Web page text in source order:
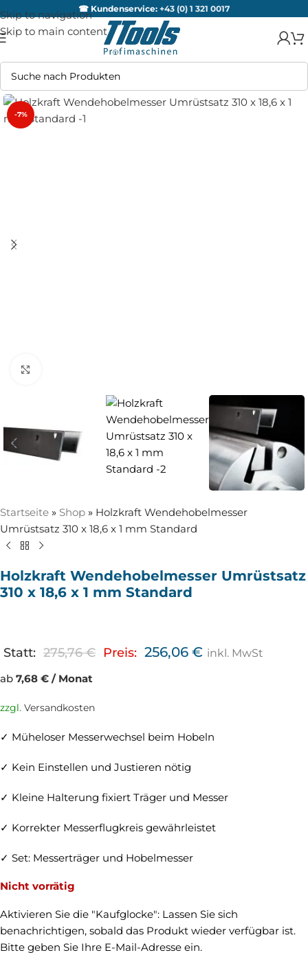
Skip to navigation
Skip to main content
☎ Kundenservice: +43 (0) 1 321 0017
-7%
Startseite » Shop » Holzkraft Wendehobelmesser
Umrüstsatz 310 x 18,6 x 1 mm Standard
Holzkraft Wendehobelmesser Umrüstsatz
310 x 18,6 x 1 mm Standard
Statt: 275,76€ Preis: 256,06 € inkl. MwSt
ab 7,68 € / Monat
zzgl. Versandkosten
✓ Müheloser Messerwechsel beim Hobeln
✓ Kein Einstellen und Justieren nötig
✓ Kleine Halterung fixiert Träger und Messer
✓ Korrekter Messerflugkreis gewährleistet
✓ Set: Messerträger und Hobelmesser
Nicht vorrätig
Aktivieren Sie die "Kaufglocke": Lassen Sie sich
benachrichtigen, sobald das Produkt wieder verfügbar ist.
Bitte geben Sie Ihre E-Mail-Adresse ein.